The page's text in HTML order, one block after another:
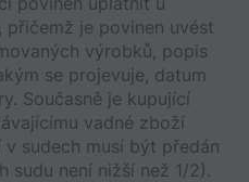
přičemž je povinen uvést
výrobků, popis
se projevuje, datum
Současně je kupující
vadné zboží
sudech musí být předán
sudu není nižší než 1/2).